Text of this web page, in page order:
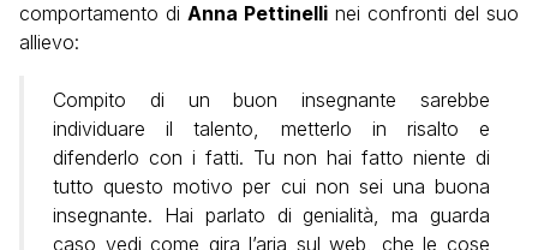
comportamento di Anna Pettinelli nei confronti del suo
allievo:
Compito di un buon insegnante sarebbe
individuare il talento, metterlo in risalto e
difenderlo con i fatti. Tu non hai fatto niente di
tutto questo motivo per cui non sei una buona
insegnante. Hai parlato di genialità, ma guarda
caso vedi come gira l’aria sul web, che le cose